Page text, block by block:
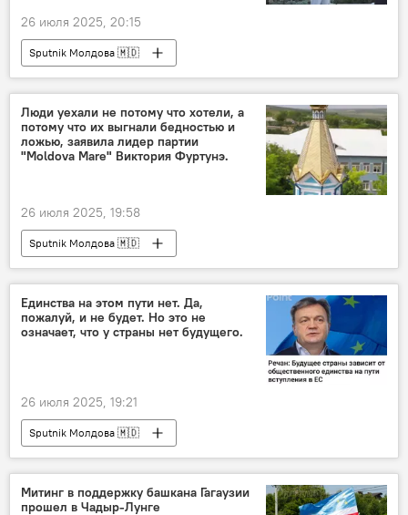
26 июля 2025, 20:15
Sputnik Молдова 🇲🇩
Люди уехали не потому что хотели, а
потому что их выгнали бедностью и
ложью, заявила лидер партии
"Moldova Mare" Виктория Фуртунэ.
26 июля 2025, 19:58
Sputnik Молдова 🇲🇩
Единства на этом пути нет. Да,
пожалуй, и не будет. Но это не
означает, что у страны нет будущего.
26 июля 2025, 19:21
Sputnik Молдова 🇲🇩
Митинг в поддержку башкана Гагаузии
прошел в Чадыр-Лунге